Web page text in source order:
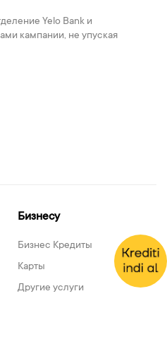
Yelo Bank и
кампании, не упуская
Бизнесу
Бизнес Кредиты
Карты
Другие услуги